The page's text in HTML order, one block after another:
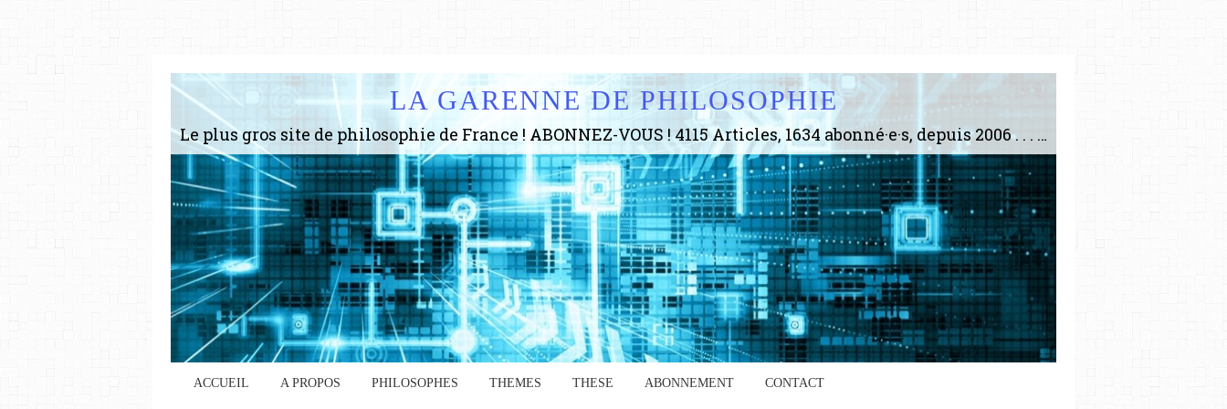
LA GARENNE DE PHILOSOPHIE
Le plus gros site de philosophie de France ! ABONNEZ-VOUS ! 4115 Articles, 1634 abonné·e·s, depuis 2006 . . . . . . . . 2 852 214 pages vues jusqu'à présent. Prestance et être apte à un plus grand nombre de choses.
ACCUEIL A PROPOS PHILOSOPHES THEMES THESE ABONNEMENT CONTACT